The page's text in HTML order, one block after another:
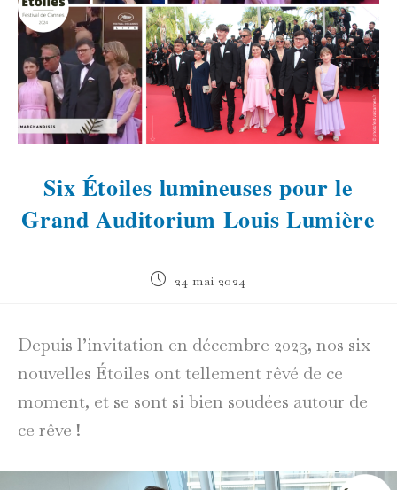
Six Étoiles lumineuses pour le
Grand Auditorium Louis Lumière
Publication
24 mai 2024
Depuis l’invitation en décembre 2023, nos six
nouvelles Étoiles ont tellement rêvé de ce
moment, et se sont si bien soudées autour de
ce rêve !